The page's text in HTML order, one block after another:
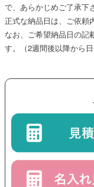
で、あらかじめご了承下
正式な納品日は、ご依頼
なお、ご希望納品日の記
す。（2週間後以降から